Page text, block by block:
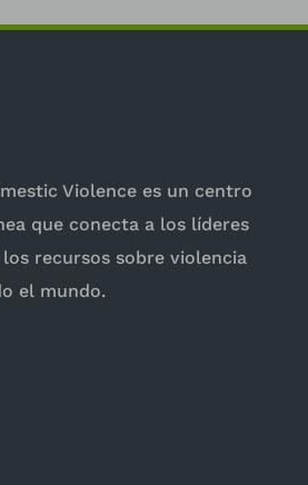
Violence es un centro
que conecta a los líderes
recursos sobre violencia
el mundo.